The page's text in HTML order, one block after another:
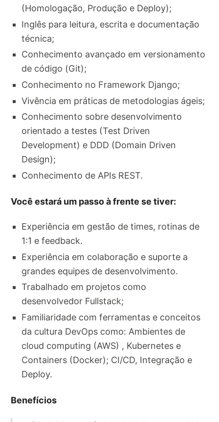
(Homologação, Produção e Deploy);
Inglês para leitura, escrita e documentação
técnica;
Conhecimento avançado em versionamento
de código (Git);
Conhecimento no Framework Django;
Vivência em práticas de metodologias ágeis;
Conhecimento sobre desenvolvimento
orientado a testes (Test Driven
Development) e DDD (Domain Driven
Design);
Conhecimento de APIs REST.
Você estará um passo à frente se tiver:
Experiência em gestão de times, rotinas de
1:1 e feedback.
Experiência em colaboração e suporte a
grandes equipes de desenvolvimento.
Trabalhado em projetos como
desenvolvedor Fullstack;
Familiaridade com ferramentas e conceitos
da cultura DevOps como: Ambientes de
cloud computing (AWS) , Kubernetes e
Containers (Docker); CI/CD, Integração e
Deploy.
Benefícios